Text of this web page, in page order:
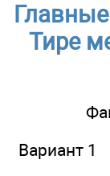
Тире
Вариант 1